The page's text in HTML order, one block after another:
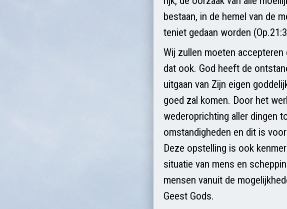
bestaan, in de hemel van de
teniet gedaan worden
Wij zullen moeten
dat ook. God heeft de
uitgaan van Zijn eigen
goed zal komen. Door het
wederoprichting aller dingen
omstandigheden en dit is
Deze opstelling is ook
situatie van mens en
mensen vanuit de
Geest Gods.